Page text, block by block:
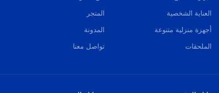
العناية الشخصية
أجهزة منزلية متنوعة
الملحقات
المتجر
المدونة
تواصل معنا